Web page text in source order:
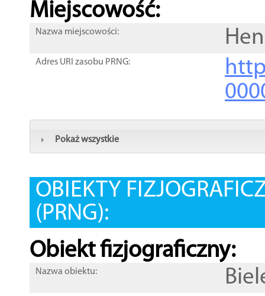
Miejscowość:
Nazwa miejscowości:
Adres URI zasobu PRNG:
Pokaż wszystkie
OBIEKTY
(PRNG):
Obiekt fizjograficzny:
Nazwa obiektu: